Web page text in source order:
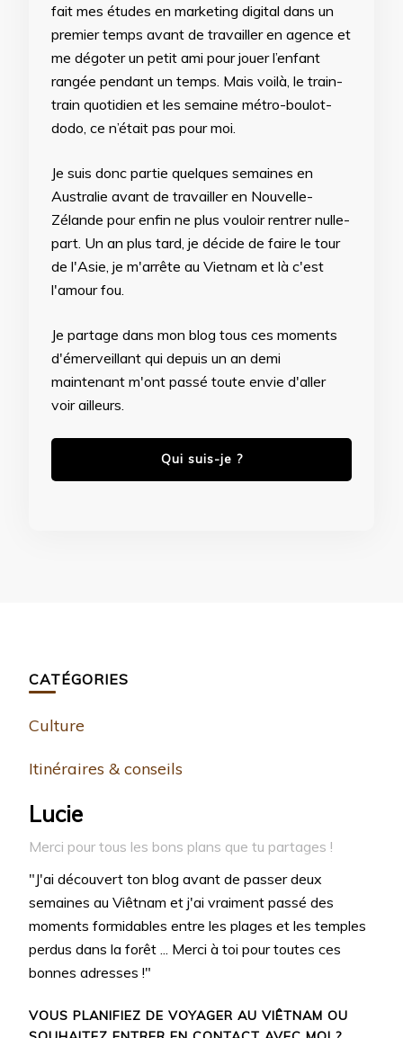
fait mes études en marketing digital dans un
premier temps avant de travailler en agence et
me dégoter un petit ami pour jouer l’enfant
rangée pendant un temps. Mais voilà, le train-
train quotidien et les semaine métro-boulot-
dodo, ce n’était pas pour moi.
Je suis donc partie quelques semaines en
Australie avant de travailler en Nouvelle-
Zélande pour enfin ne plus vouloir rentrer nulle-
part. Un an plus tard, je décide de faire le tour
de l'Asie, je m'arrête au Vietnam et là c'est
l'amour fou.
Je partage dans mon blog tous ces moments
d'émerveillant qui depuis un an demi
maintenant m'ont passé toute envie d'aller
voir ailleurs.
Qui suis-je ?
CATÉGORIES
Culture
Itinéraires & conseils
Lucie
Merci pour tous les bons plans que tu partages !
"J'ai découvert ton blog avant de passer deux
semaines au Viêtnam et j'ai vraiment passé des
moments formidables entre les plages et les temples
perdus dans la forêt ... Merci à toi pour toutes ces
bonnes adresses !"
VOUS PLANIFIEZ DE VOYAGER AU VIÊTNAM OU